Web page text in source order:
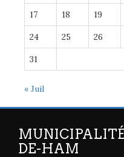
17 18 19
24 25 26
31
« Juil
DE-HAM